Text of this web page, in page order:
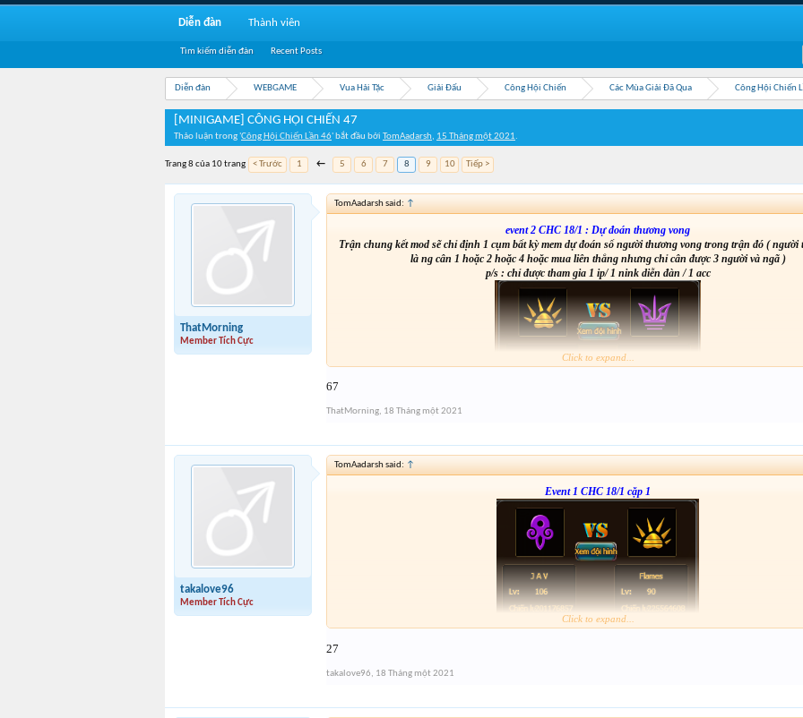
Diễn đàn WEBGAME Vua Hải Tặc Giải Đấu Công Hội Chiến Các Mùa Giải Đã Qua Công Hội Chiến
[MINIGAME] CÔNG HỘI CHIẾN 47
Thảo luận trong 'Công Hội Chiến Lần 46' bắt đầu bởi TomAadarsh, 15 Tháng một 2021.
Trang 8 của 10 trang < Trước 1 ← 5 6 7 8 9 10 Tiếp >
ThatMorning
Member Tích Cực
TomAadarsh said: ↑
event 2 CHC 18/1 : Dự đoán thương vong
Trận chung kết mod sẽ chỉ định 1 cụm bất kỳ mem dự đoán số người thương vong trong trận đó ( người
là ng cân 1 hoặc 2 hoặc 4 hoặc mua liên thắng nhưng chỉ cân được 3 người và ngã )
p/s : chỉ được tham gia 1 ip/ 1 nink diễn đàn / 1 acc
Click to expand...
67
ThatMorning, 18 Tháng một 2021
takalove96
Member Tích Cực
TomAadarsh said: ↑
Event 1 CHC 18/1 cặp 1
Click to expand...
27
takalove96, 18 Tháng một 2021
Diễn đàn
Tìm kiếm diễn đàn Recent Posts
Thành viên